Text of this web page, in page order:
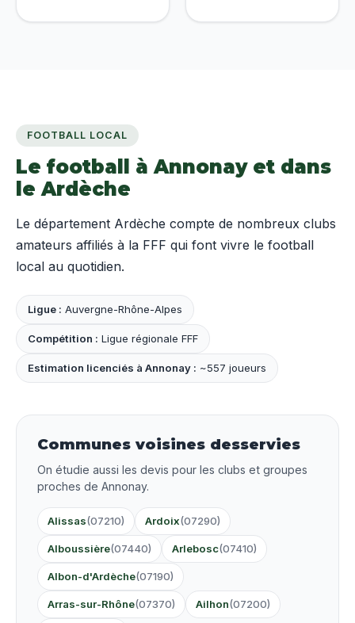
FOOTBALL LOCAL
Le football à Annonay et dans
le Ardèche
Le département Ardèche compte de nombreux clubs
amateurs affiliés à la FFF qui font vivre le football
local au quotidien.
Ligue : Auvergne-Rhône-Alpes
Compétition : Ligue régionale FFF
Estimation licenciés à Annonay : ~557 joueurs
Communes voisines desservies
On étudie aussi les devis pour les clubs et groupes
proches de Annonay.
Alissas(07210) Ardoix(07290)
Alboussière(07440) Arlebosc(07410)
Albon-d'Ardèche(07190)
Arras-sur-Rhône(07370) Ailhon(07200)